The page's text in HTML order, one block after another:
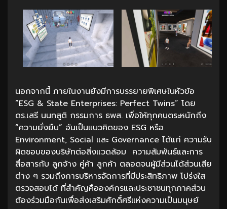
นอกจากนี้ ภายในงานยังมีการบรรยายพิเศษในหัวข้อ
“ESG & State Enterprises: Perfect Twins” โดย
ดร.เสรี นนทสูติ กรรมการ ธพส. เพื่อให้ทุกคนตระหนักถึง
“ความยั่งยืน” อันเป็นแนวคิดของ ESG หรือ
Environment, Social และ Governance ได้แก่ ความรับ
ผิดชอบของบริษัทต่อสิ่งแวดล้อม ความสัมพันธ์และการ
สื่อสารกับ ลูกจ้าง คู่ค้า ลูกค้า ตลอดจนผู้มีส่วนได้ส่วนเสีย
ต่าง ๆ รวมถึงการบริหารจัดการที่มีประสิทธิภาพ โปร่งใส
ตรวจสอบได้ ที่สำคัญคือองค์กรและประชาชนทุกภาคส่วน
ต้องร่วมมือกันเพื่อส่งเสริมศักดิ์ศรีแห่งความเป็นมนุษย์